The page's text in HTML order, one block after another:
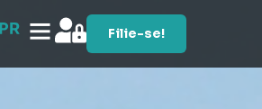
Filie-se!